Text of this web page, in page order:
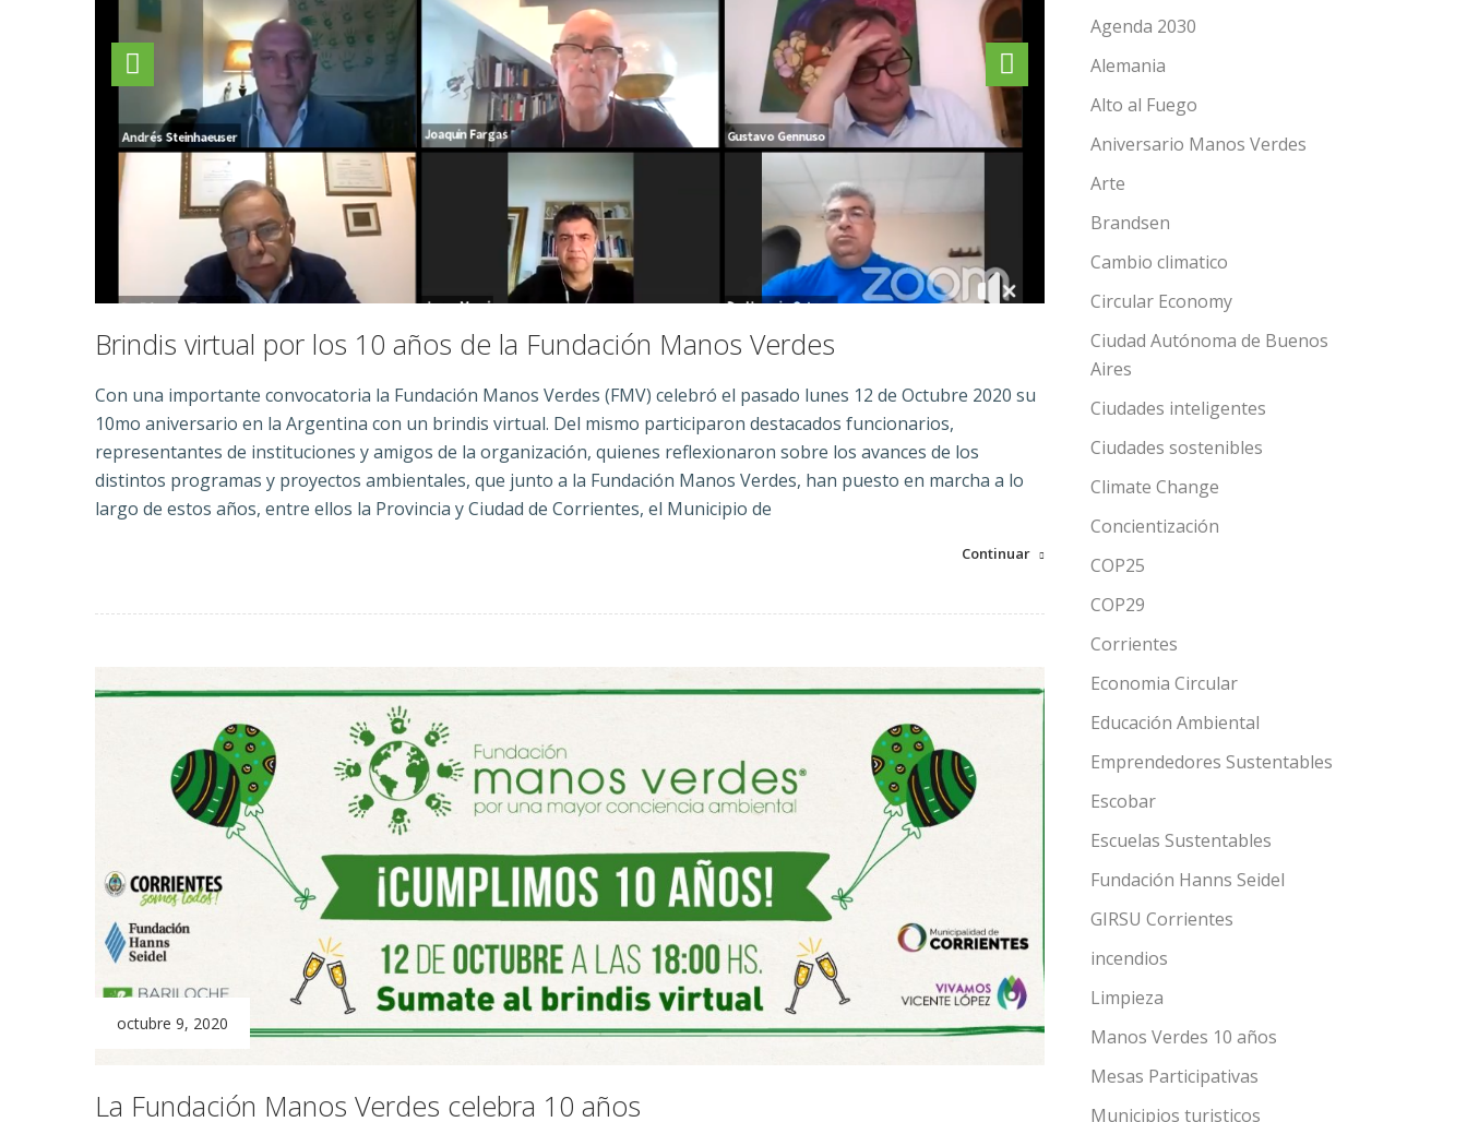
Brindis virtual por los 10 años de la Fundación Manos Verdes
Con una importante convocatoria la Fundación Manos Verdes (FMV) celebró el pasado lunes 12 de Octubre 2020 su
10mo aniversario en la Argentina con un brindis virtual. Del mismo participaron destacados funcionarios,
representantes de instituciones y amigos de la organización, quienes reflexionaron sobre los avances de los
distintos programas y proyectos ambientales, que junto a la Fundación Manos Verdes, han puesto en marcha a lo
largo de estos años, entre ellos la Provincia y Ciudad de Corrientes, el Municipio de
Continuar
octubre 9, 2020
La Fundación Manos Verdes celebra 10 años
Agenda 2030
Alemania
Alto al Fuego
Aniversario Manos Verdes
Arte
Brandsen
Cambio climatico
Circular Economy
Ciudad Autónoma de Buenos
Aires
Ciudades inteligentes
Ciudades sostenibles
Climate Change
Concientización
COP25
COP29
Corrientes
Economia Circular
Educación Ambiental
Emprendedores Sustentables
Escobar
Escuelas Sustentables
Fundación Hanns Seidel
GIRSU Corrientes
incendios
Limpieza
Manos Verdes 10 años
Mesas Participativas
Municipios turisticos